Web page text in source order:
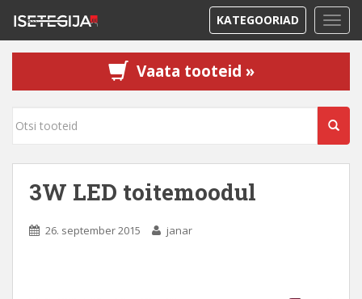
KATEGOORIAD
Vaata tooteid »
3W LED toitemoodul
26. september 2015 janar